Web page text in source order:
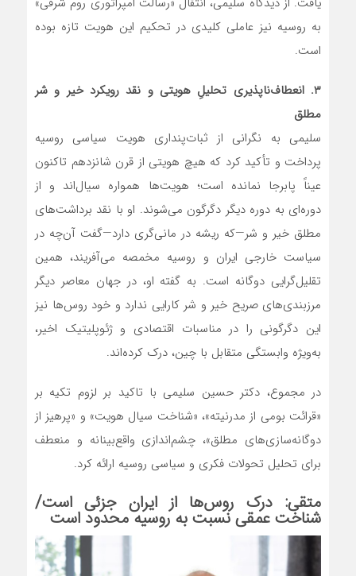
به روسیه نیز عاملی کلیدی در تحکیم این هویت تازه بوده
است.
۳. انعطاف‌ناپذیری تحلیلِ هویتی و نقد رویکرد خیر و شر
مطلق
سلیمی به نگرانی از ثبات‌پنداری هویت سیاسی روسیه
پرداخت و تأکید کرد که هیچ هویتی از قرن شانزدهم تاکنون
عیناً پابرجا نمانده است؛ هویت‌ها همواره سیال‌اند و از
دوره‌ای به دوره دیگر دگرگون می‌شوند. او با نقد برداشت‌های
مطلق خیر و شر—که ریشه در مانی‌گری دارد—گفت آن‌چه در
سیاست خارجی ایران و روسیه مخمصه می‌آفریند، همین
تقلیل‌گرایی دوگانه است. به گفته او، در جهان معاصر دیگر
مرزبندی‌های صریح خیر و شر کارایی ندارد و خود روس‌ها نیز
این دگرگونی را در مناسبات اقتصادی و ژئوپلیتیک اخیر،
به‌ویژه وابستگی متقابل با چین، درک کرده‌اند.
در مجموع، دکتر حسین سلیمی با تاکید بر لزوم تکیه بر
«قرائت بومی از مدرنیته»، «شناخت سیال هویت» و «پرهیز از
دوگانه‌سازی‌های مطلق»، چشم‌اندازی واقع‌بینانه و منعطف
برای تحلیل تحولات فکری و سیاسی روسیه ارائه کرد.
متقی: درک روس‌ها از ایران جزئی است/
شناخت عمقی نسبت به روسیه محدود است